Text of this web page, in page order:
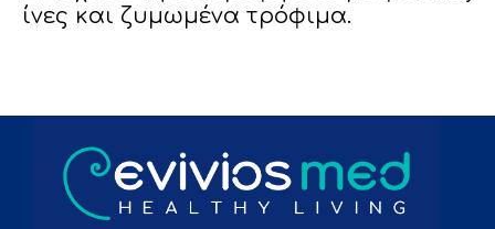
ίνες και ζυμωμένα τρόφιμα.